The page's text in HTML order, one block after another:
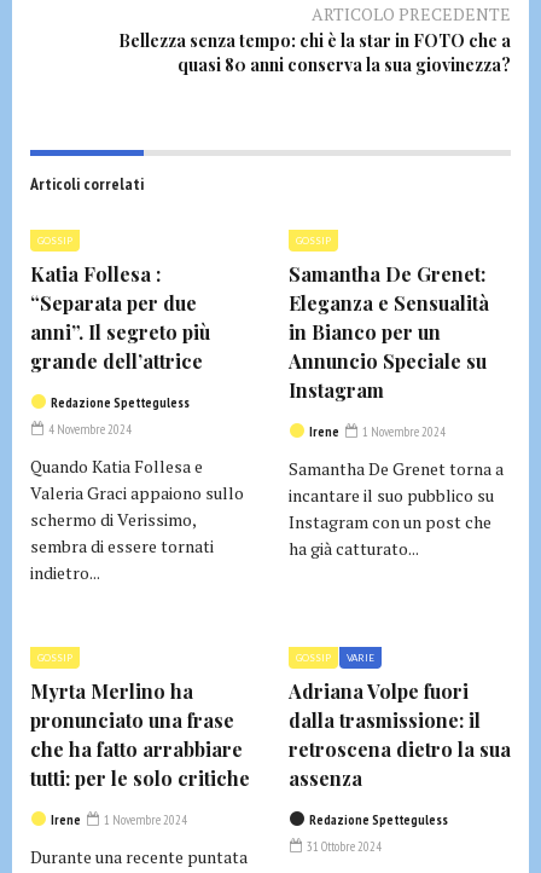
ARTICOLO PRECEDENTE
Bellezza senza tempo: chi è la star in FOTO che a
quasi 80 anni conserva la sua giovinezza?
Articoli correlati
GOSSIP
Katia Follesa :
“Separata per due
anni”. Il segreto più
grande dell’attrice
Redazione Spetteguless
4 Novembre 2024
Quando Katia Follesa e
Valeria Graci appaiono sullo
schermo di Verissimo,
sembra di essere tornati
indietro...
GOSSIP
Samantha De Grenet:
Eleganza e Sensualità
in Bianco per un
Annuncio Speciale su
Instagram
Irene 1 Novembre 2024
Samantha De Grenet torna a
incantare il suo pubblico su
Instagram con un post che
ha già catturato...
GOSSIP
Myrta Merlino ha
pronunciato una frase
che ha fatto arrabbiare
tutti: per le solo critiche
Irene 1 Novembre 2024
Durante una recente puntata
GOSSIP VARIE
Adriana Volpe fuori
dalla trasmissione: il
retroscena dietro la sua
assenza
Redazione Spetteguless
31 Ottobre 2024